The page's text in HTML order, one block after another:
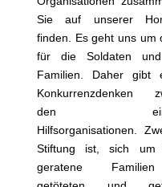
Sie auf unserer
finden. Es geht uns um
für die Soldaten
Familien. Daher gibt
Konkurrenzdenken
den
Hilfsorganisationen.
Stiftung ist, sich
geratene